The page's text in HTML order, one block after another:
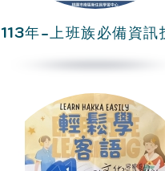
113年-上班族必備資訊